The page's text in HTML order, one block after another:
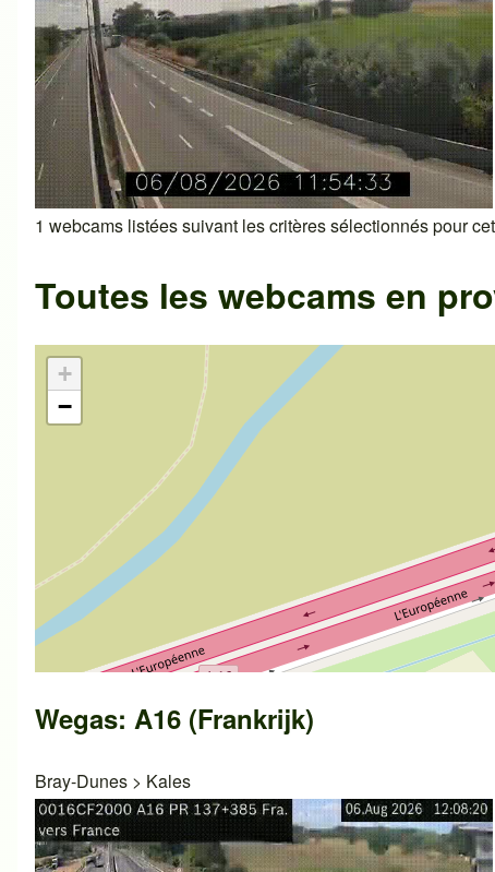
1 webcams listées suivant les critères sélectionnés pour
Toutes les webcams en
+
−
Wegas: A16 (Frankrijk)
Bray-Dunes > Kales